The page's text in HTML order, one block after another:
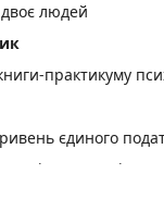
людей
практикуму
єдиного
спортивні